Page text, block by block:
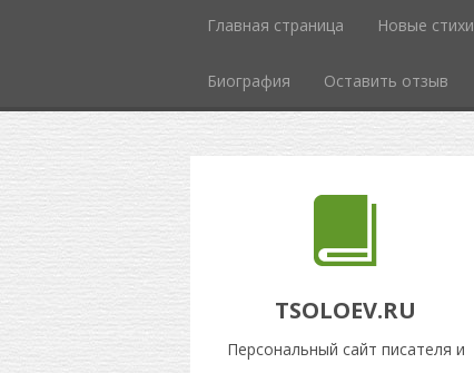
Главная страница Новые стихи
Биография Оставить отзыв
TSOLOEV.RU
Персональный сайт писателя и